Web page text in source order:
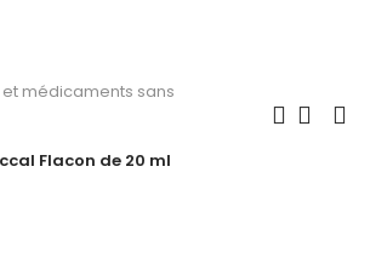
médicaments sans
Flacon de 20 ml